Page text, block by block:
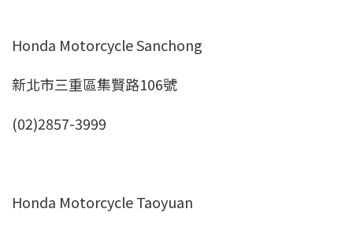
Honda Motorcycle Sanchong
新北市三重區集賢路106號
(02)2857-3999
Honda Motorcycle Taoyuan